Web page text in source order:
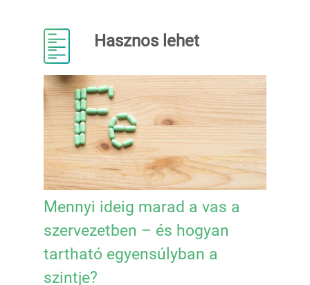
Hasznos lehet
Mennyi ideig marad a vas a
szervezetben – és hogyan
tartható egyensúlyban a
szintje?